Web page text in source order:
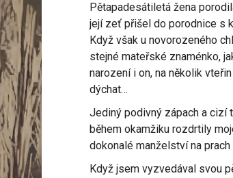
Pětapadesátiletá žena
její zeť přišel do porodnice s
Když však u novorozeného
stejné mateřské znaménko,
narození i on, na několik
dýchat…
Jediný podivný zápach a cizí
během okamžiku rozdrtily
dokonalé manželství na prach
Když jsem vyzvedával svou